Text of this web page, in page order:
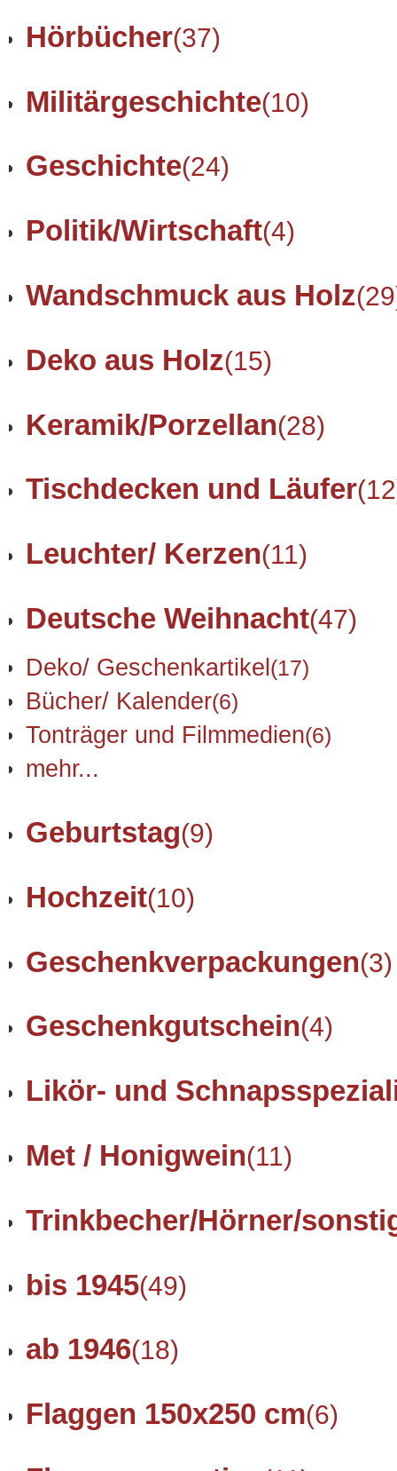
Hörbücher(37)
Militärgeschichte(10)
Geschichte(24)
Politik/Wirtschaft(4)
Wandschmuck aus Holz
Deko aus Holz(15)
Keramik/Porzellan(28)
Tischdecken und Läufer
Leuchter/ Kerzen(11)
Deutsche Weihnacht(47)
Deko/ Geschenkartikel(17)
Bücher/ Kalender(6)
Tonträger und Filmmedien(6)
mehr...
Geburtstag(9)
Hochzeit(10)
Geschenkverpackungen(3)
Geschenkgutschein(4)
Likör- und
Met / Honigwein(11)
Trinkbecher/Hörner/
bis 1945(49)
ab 1946(18)
Flaggen 150x250 cm(6)